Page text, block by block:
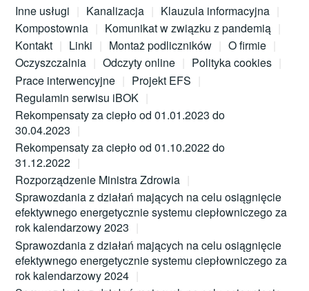
Inne usługi
Kanalizacja
Klauzula informacyjna
Kompostownia
Komunikat w związku z pandemią
Kontakt
Linki Montaż podliczników
O firmie
Oczyszczalnia
Odczyty online
Polityka cookies
Prace interwencyjne
Projekt EFS
Regulamin serwisu iBOK
Rekompensaty za ciepło od 01.01.2023 do
30.04.2023
Rekompensaty za ciepło od 01.10.2022 do
31.12.2022
Rozporządzenie Ministra Zdrowia
Sprawozdania z działań mających na celu osiągnięcie
efektywnego energetycznie systemu ciepłowniczego za
rok kalendarzowy 2023
Sprawozdania z działań mających na celu osiągnięcie
efektywnego energetycznie systemu ciepłowniczego za
rok kalendarzowy 2024